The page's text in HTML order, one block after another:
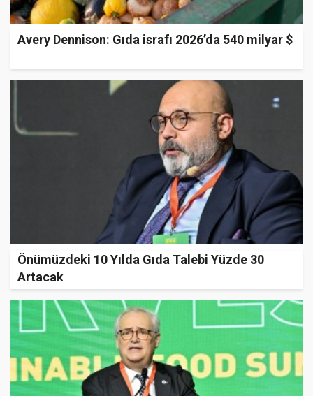
Avery Dennison: Gıda israfı 2026’da 540 milyar $
Önümüzdeki 10 Yılda Gıda Talebi Yüzde 30
Artacak